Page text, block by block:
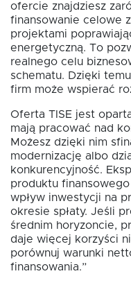
ofercie znajdziesz
finansowanie celowe
projektami
energetyczną. To
realnego celu
schematu. Dzięki
firm może wspierać
Oferta TISE jest
mają pracować nad
Możesz dzięki nim
modernizację albo
konkurencyjność.
produktu
wpływ inwestycji na
okresie spłaty. Jeśli
średnim horyzoncie,
daje więcej korzyści
porównuj warunki
finansowania.”